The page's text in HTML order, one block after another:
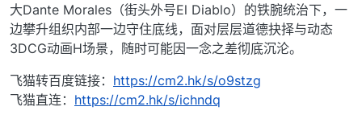
大Dante Morales（街头外号El Diablo）的铁腕统治下，一
边攀升组织内部一边守住底线，面对层层道德抉择与动态
3DCG动画H场景，随时可能因一念之差彻底沉沦。
飞猫转百度链接： https://cm2.hk/s/o9stzg
飞猫直连： https://cm2.hk/s/ichndq